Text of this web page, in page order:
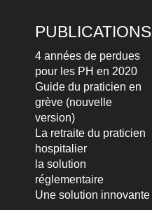
PUBLICATIONS
4 années de perdues
pour les PH en 2020
Guide du praticien en
grève (nouvelle
version)
La retraite du praticien
hospitalier
la solution
réglementaire
Une solution innovante